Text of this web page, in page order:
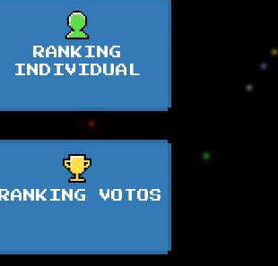
RANKING
INDIVIDUAL
RANKING VOTOS